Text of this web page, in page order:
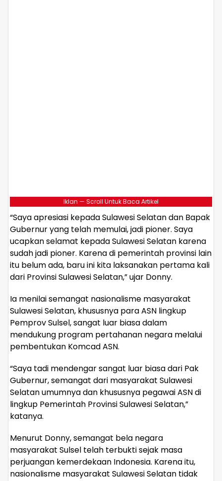
Iklan — Scroll Untuk Baca Artikel
“Saya apresiasi kepada Sulawesi Selatan dan Bapak
Gubernur yang telah memulai, jadi pioner. Saya
ucapkan selamat kepada Sulawesi Selatan karena
sudah jadi pioner. Karena di pemerintah provinsi lain
itu belum ada, baru ini kita laksanakan pertama kali
dari Provinsi Sulawesi Selatan,” ujar Donny.
Ia menilai semangat nasionalisme masyarakat
Sulawesi Selatan, khususnya para ASN lingkup
Pemprov Sulsel, sangat luar biasa dalam
mendukung program pertahanan negara melalui
pembentukan Komcad ASN.
“Saya tadi mendengar sangat luar biasa dari Pak
Gubernur, semangat dari masyarakat Sulawesi
Selatan umumnya dan khususnya pegawai ASN di
lingkup Pemerintah Provinsi Sulawesi Selatan,”
katanya.
Menurut Donny, semangat bela negara
masyarakat Sulsel telah terbukti sejak masa
perjuangan kemerdekaan Indonesia. Karena itu,
nasionalisme masyarakat Sulawesi Selatan tidak